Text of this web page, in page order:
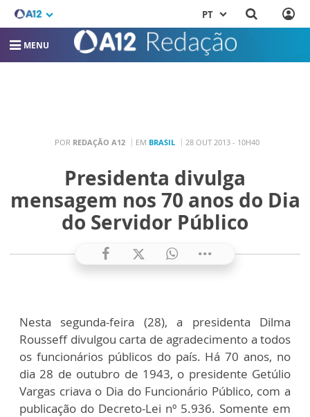
PT
MENU
POR REDAÇÃO A12 EM BRASIL 28 OUT 2013 - 10H40
Presidenta divulga
mensagem nos 70 anos do Dia
do Servidor Público
Nesta segunda-feira (28), a presidenta Dilma
Rousseff divulgou carta de agradecimento a todos
os funcionários públicos do país. Há 70 anos, no
dia 28 de outubro de 1943, o presidente Getúlio
Vargas criava o Dia do Funcionário Público, com a
publicação do Decreto-Lei nº 5.936. Somente em